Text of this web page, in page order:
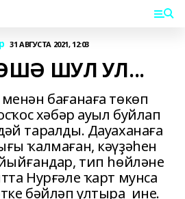
31 АВГУСТА 2021, 12:03
ШУЛ УЛ...
бағанаға төкөп
хәбәр ауыл буйлап
таралды. Дауаханаға
ҡалмаған, кәүҙәһен
тип һөйләне
Нурғәле ҡарт мунса
бәйләп ултыра ине.